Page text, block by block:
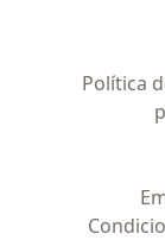
Política